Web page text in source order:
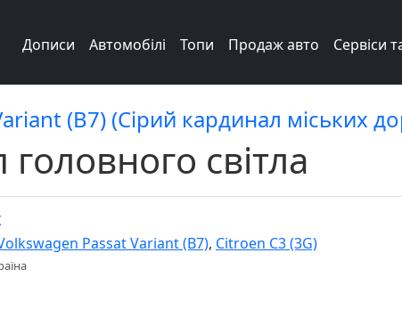
Дописи Автомобілі Топи Продаж авто Сервіси
(B7) (Сірий кардинал міських
світла
Passat Variant (B7), Citroen C3 (3G)